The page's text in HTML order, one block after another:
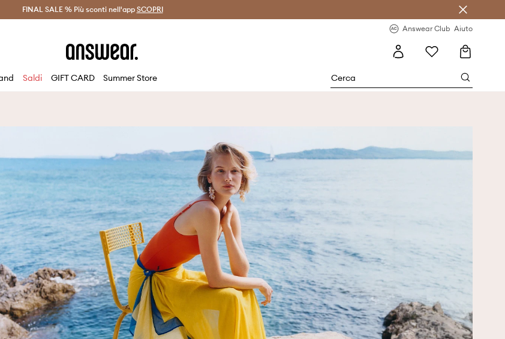
Club > Spedizione entro 24 ore >
FINAL SALE % Più sconti nell'app SCOPRI
Answear Club Aiuto
Saldi GIFT CARD Summer Store